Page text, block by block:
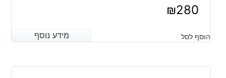
₪280
מידע נוסף הוסף לסל מידע נוסף